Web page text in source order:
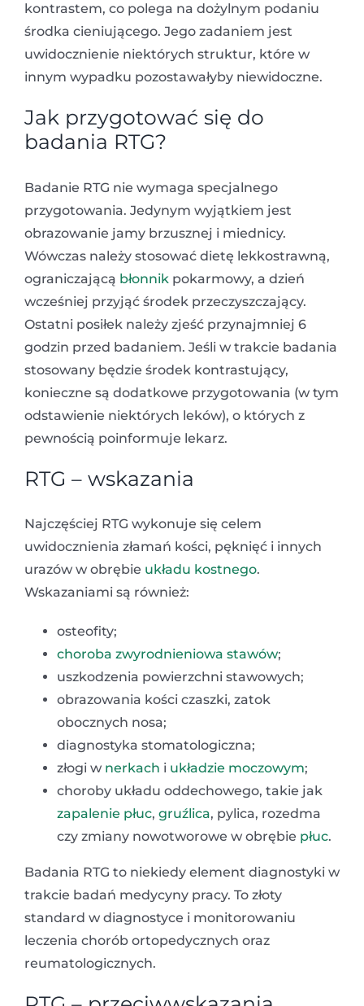
kontrastem, co polega na dożylnym podaniu
środka cieniującego. Jego zadaniem jest
uwidocznienie niektórych struktur, które w
innym wypadku pozostawałyby niewidoczne.
Jak przygotować się do
badania RTG?
Badanie RTG nie wymaga specjalnego
przygotowania. Jedynym wyjątkiem jest
obrazowanie jamy brzusznej i miednicy.
Wówczas należy stosować dietę lekkostrawną,
ograniczającą błonnik pokarmowy, a dzień
wcześniej przyjąć środek przeczyszczający.
Ostatni posiłek należy zjeść przynajmniej 6
godzin przed badaniem. Jeśli w trakcie badania
stosowany będzie środek kontrastujący,
konieczne są dodatkowe przygotowania (w tym
odstawienie niektórych leków), o których z
pewnością poinformuje lekarz.
RTG – wskazania
Najczęściej RTG wykonuje się celem
uwidocznienia złamań kości, pęknięć i innych
urazów w obrębie układu kostnego.
Wskazaniami są również:
osteofity;
choroba zwyrodnieniowa stawów;
uszkodzenia powierzchni stawowych;
obrazowania kości czaszki, zatok
obocznych nosa;
diagnostyka stomatologiczna;
złogi w nerkach i układzie moczowym;
choroby układu oddechowego, takie jak
zapalenie płuc, gruźlica, pylica, rozedma
czy zmiany nowotworowe w obrębie płuc.
Badania RTG to niekiedy element diagnostyki w
trakcie badań medycyny pracy. To złoty
standard w diagnostyce i monitorowaniu
leczenia chorób ortopedycznych oraz
reumatologicznych.